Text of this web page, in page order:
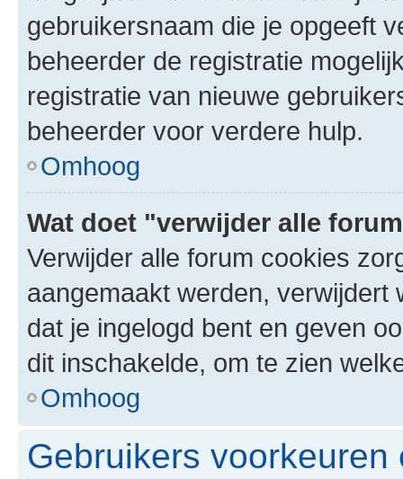
gebruikersnaam die je opgeeft
beheerder de registratie
registratie van nieuwe
beheerder voor verdere hulp.
Omhoog
Wat doet "verwijder alle
Verwijder alle forum cookies
aangemaakt werden,
dat je ingelogd bent en geven
dit inschakelde, om te zien
Omhoog
Gebruikers voorkeuren